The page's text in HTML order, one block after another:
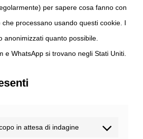
per sapere cosa fanno con
processano usando questi cookie. I
anonimizzati quanto possibile.
e WhatsApp si trovano negli Stati Uniti.
in attesa di indagine
Consent